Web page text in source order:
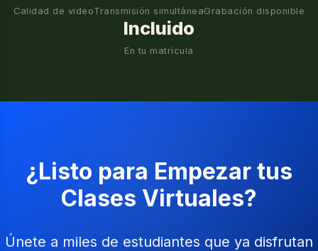
Calidad de videoTransmisión simultáneaGrabación disponible
Incluido
En tu matrícula
¿Listo para Empezar tus
Clases Virtuales?
Únete a miles de estudiantes que ya disfrutan